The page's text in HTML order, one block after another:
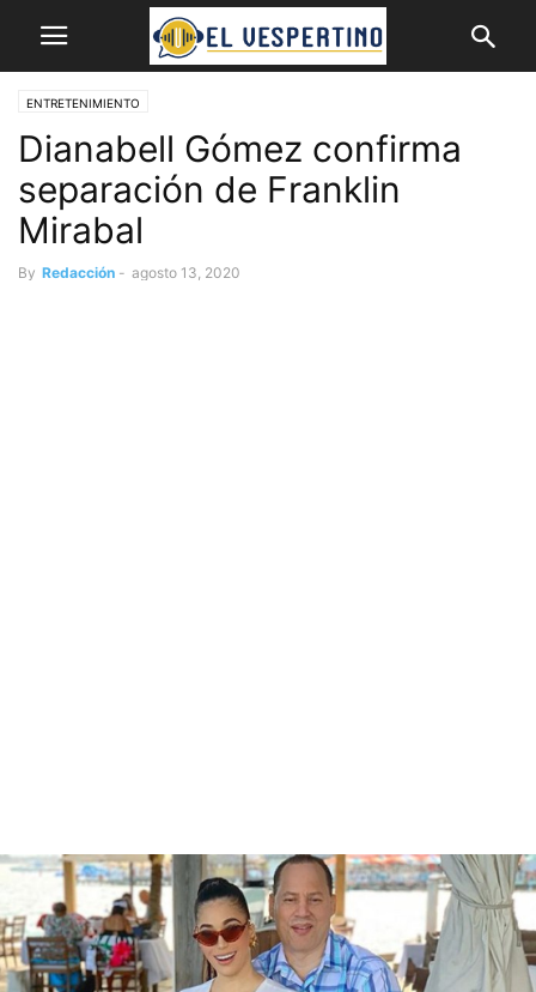
ENTRETENIMIENTO
Dianabell Gómez confirma
separación de Franklin
Mirabal
By Redacción - agosto 13, 2020